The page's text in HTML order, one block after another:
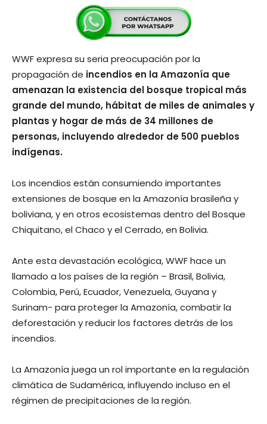
WWF expresa su seria preocupación por la
propagación de incendios en la Amazonía que
amenazan la existencia del bosque tropical más
grande del mundo, hábitat de miles de animales y
plantas y hogar de más de 34 millones de
personas, incluyendo alrededor de 500 pueblos
indígenas.
Los incendios están consumiendo importantes
extensiones de bosque en la Amazonía brasileña y
boliviana, y en otros ecosistemas dentro del Bosque
Chiquitano, el Chaco y el Cerrado, en Bolivia.
Ante esta devastación ecológica, WWF hace un
llamado a los países de la región – Brasil, Bolivia,
Colombia, Perú, Ecuador, Venezuela, Guyana y
Surinam- para proteger la Amazonía, combatir la
deforestación y reducir los factores detrás de los
incendios.
La Amazonía juega un rol importante en la regulación
climática de Sudamérica, influyendo incluso en el
régimen de precipitaciones de la región.